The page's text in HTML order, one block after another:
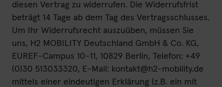
diesen Vertrag zu widerrufen. Die Widerrufsfrist
beträgt 14 Tage ab dem Tag des Vertragsschlusses.
Um Ihr Widerrufsrecht auszuüben, müssen Sie
uns, H2 MOBILITY Deutschland GmbH & Co. KG,
EUREF-Campus 10-11, 10829 Berlin, Telefon: +49
(0)30 513033320, E-Mail: kontakt@h2-mobility.de
mittels einer eindeutigen Erklärung (z.B. ein mit